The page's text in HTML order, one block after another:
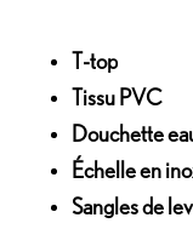
T-top
Tissu PVC
Douchette
Échelle en
Sangles de